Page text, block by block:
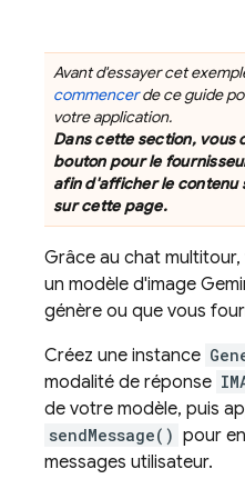
Avant d'essayer cet
commencerde ce guide
votre application.
Dans cette section, vous
bouton pour le
afin d'afficher le contenu
sur cette page.
Grâce au chat
un modèle d'image
génère ou que vous
Créez une instance
modalité de réponse
de votre modèle, puis
sendMessage() pour
messages utilisateur.